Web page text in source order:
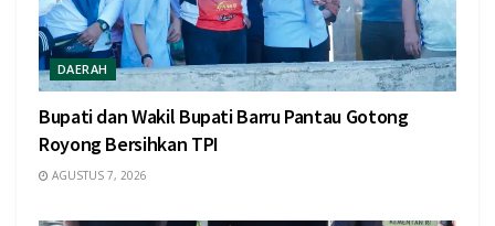
DAERAH
Bupati dan Wakil Bupati Barru Pantau Gotong
Royong Bersihkan TPI
AGUSTUS 7, 2026